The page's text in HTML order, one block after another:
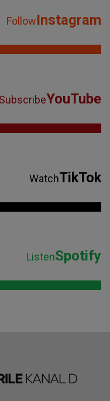
FollowInstagram
SubscribeYouTube
WatchTikTok
ListenSpotify